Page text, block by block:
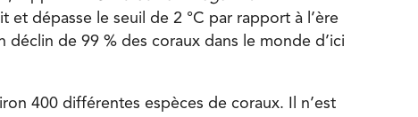
et dépasse le seuil de 2 °C par rapport à l’ère
de 99 % des coraux dans le monde d’ici
400 différentes espèces de coraux. Il n’est